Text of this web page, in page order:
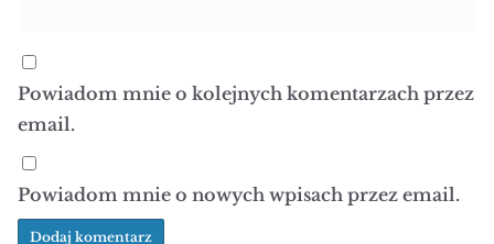
Powiadom mnie o kolejnych komentarzach przez
email.
Powiadom mnie o nowych wpisach przez email.